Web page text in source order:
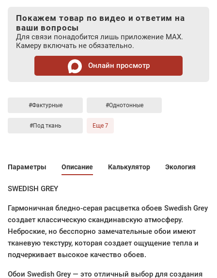
Покажем товар по видео и ответим на
ваши вопросы
Для связи понадобится лишь приложение MAX.
Камеру включать не обязательно.
Онлайн просмотр
#Фактурные #Однотонные
#Под ткань Еще 7
Параметры Описание Калькулятор Экология
SWEDISH GREY
Гармоничная бледно-серая расцветка обоев Swedish Grey
создает классическую скандинавскую атмосферу.
Неброские, но бесспорно замечательные обои имеют
тканевую текстуру, которая создает ощущение тепла и
подчеркивает высокое качество обоев.
Обои Swedish Grey — это отличный выбор для создания